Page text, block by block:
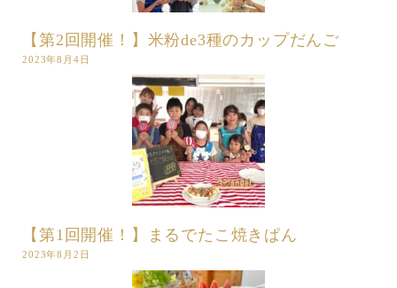
【第2回開催！】米粉de3種のカップだんご
2023年8月4日
【第1回開催！】まるでたこ焼きぱん
2023年8月2日